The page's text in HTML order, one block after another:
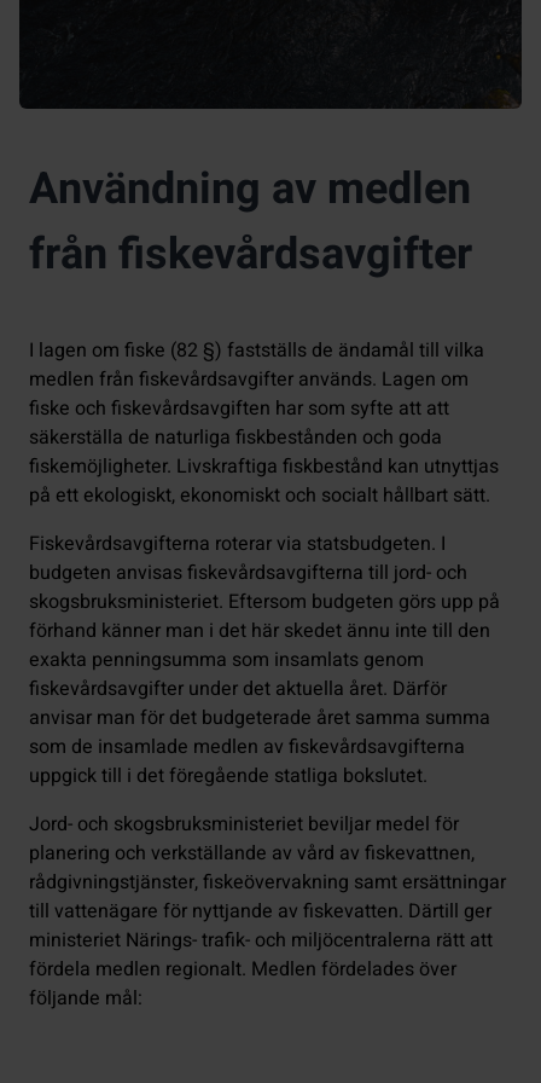
Användning av medlen
från fiskevårdsavgifter
I lagen om fiske (82 §) fastställs de ändamål till vilka
medlen från fiskevårdsavgifter används. Lagen om
fiske och fiskevårdsavgiften har som syfte att att
säkerställa de naturliga fiskbestånden och goda
fiskemöjligheter. Livskraftiga fiskbestånd kan utnyttjas
på ett ekologiskt, ekonomiskt och socialt hållbart sätt.
Fiskevårdsavgifterna roterar via statsbudgeten. I
budgeten anvisas fiskevårdsavgifterna till jord- och
skogsbruksministeriet. Eftersom budgeten görs upp på
förhand känner man i det här skedet ännu inte till den
exakta penningsumma som insamlats genom
fiskevårdsavgifter under det aktuella året. Därför
anvisar man för det budgeterade året samma summa
som de insamlade medlen av fiskevårdsavgifterna
uppgick till i det föregående statliga bokslutet.
Jord- och skogsbruksministeriet beviljar medel för
planering och verkställande av vård av fiskevattnen,
rådgivningstjänster, fiskeövervakning samt ersättningar
till vattenägare för nyttjande av fiskevatten. Därtill ger
ministeriet Närings- trafik- och miljöcentralerna rätt att
fördela medlen regionalt. Medlen fördelades över
följande mål: